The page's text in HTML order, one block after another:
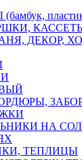
ДЕКОР,
НА
ТЕПЛИЦЫ